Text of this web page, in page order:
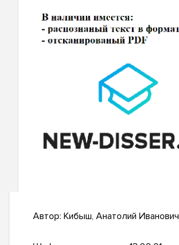
Автор: Кибыш, Анатолий Иванович